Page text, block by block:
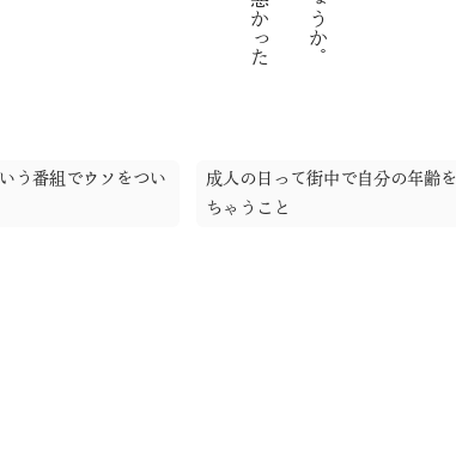
う番組でウソをつい
成人の日って街中で自分の年齢
ちゃうこと